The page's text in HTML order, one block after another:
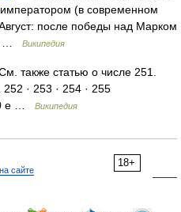
(в современном
после победы над Марком
…
Википедия
также статью о числе 251.
· 253 · 254 · 255
е …
Википедия
18+
сайте